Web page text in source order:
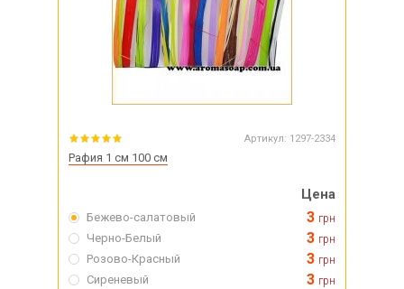
Артикул: 1297-2334
Рафия 1 см 100 см
Цена
Бежево-салатовый 3 грн
Черно-Белый 3 грн
Розово-Красный 3 грн
Сиреневый 3 грн